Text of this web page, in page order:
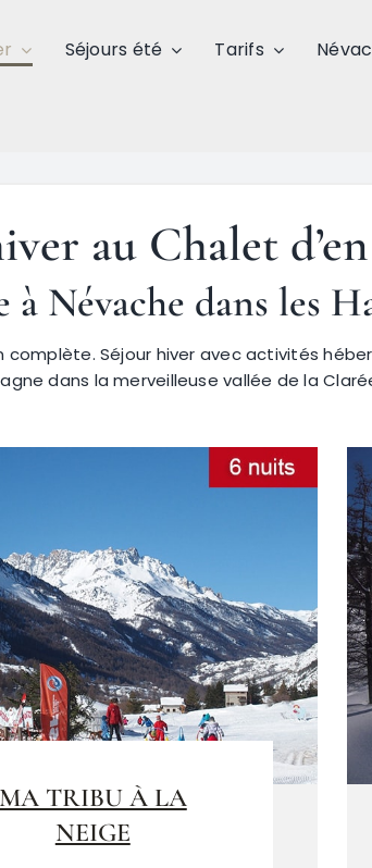
Séjours été Tarifs
au Chalet
Névache dans les
Séjour hiver avec activités
dans la merveilleuse vallée de la
MA TRIBU À LA
NEIGE